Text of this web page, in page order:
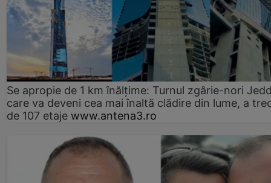
Se apropie de 1 km înălțime: Turnul zgârie-nori
care va deveni cea mai înaltă clădire din lume, a
de 107 etaje www.antena3.ro